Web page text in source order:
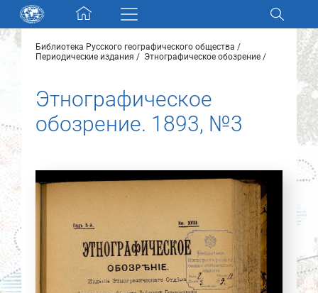
Skip navigation
Разделы и коллекции
Электронный каталог
Новости
О нас
Контакты
Партнеры
Найти
Библиотека Русского географического общества
Периодические издания
Этнографическое обозрение
Этнографическое
обозрение. 1893, №3